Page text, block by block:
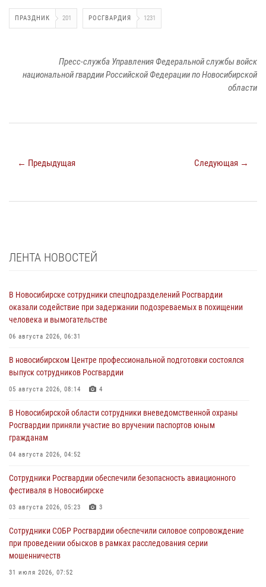
ПРАЗДНИК 201 РОСГВАРДИЯ 1231
Пресс-служба Управления Федеральной службы войск
национальной гвардии Российской Федерации по Новосибирской
области
← Предыдущая Следующая →
ЛЕНТА НОВОСТЕЙ
В Новосибирске сотрудники спецподразделений Росгвардии
оказали содействие при задержании подозреваемых в похищении
человека и вымогательстве
06 августа 2026, 06:31
В новосибирском Центре профессиональной подготовки состоялся
выпуск сотрудников Росгвардии
05 августа 2026, 08:14 4
В Новосибирской области сотрудники вневедомственной охраны
Росгвардии приняли участие во вручении паспортов юным
гражданам
04 августа 2026, 04:52
Сотрудники Росгвардии обеспечили безопасность авиационного
фестиваля в Новосибирске
03 августа 2026, 05:23 3
Сотрудники СОБР Росгвардии обеспечили силовое сопровождение
при проведении обысков в рамках расследования серии
мошенничеств
31 июля 2026, 07:52